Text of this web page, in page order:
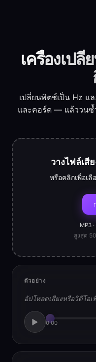
เครื่องเป
เปลี่ยนพิตช์เป็น Hz แ
และคอร์ด — แล้ววนซ้
วางไฟล์เ
หรือคลิกเพื่อเ
↑
MP3
สูงสุด
ตัวอย่าง
อัปโหลดเสียงหรือวิดีโอ
▶ 0:00